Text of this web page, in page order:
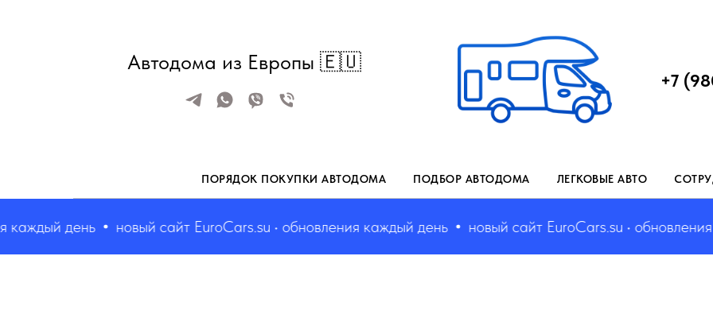
Автодома из Европы 🇪🇺
+7
ПОРЯДОК ПОКУПКИ АВТОДОМА ПОДБОР АВТОДОМА ЛЕГКОВЫЕ АВТО
день новый сайт EuroCars.su • обновления каждый день новый сайт EuroCars.su • обновления